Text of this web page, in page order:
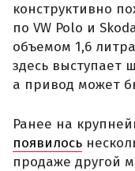
конструктивно
по VW Polo и
объемом 1,6
здесь выступает
а привод может
Ранее на
появилось
продаже другой